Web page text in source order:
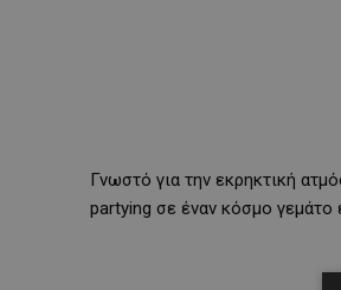
Γνωστό για την εκρηκτική
partying σε έναν κόσμο γεμάτο